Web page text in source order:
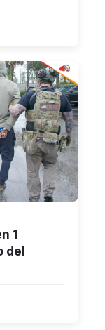
1
del